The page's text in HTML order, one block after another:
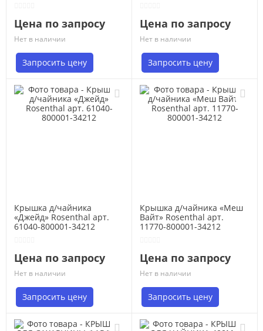
Цена по запросу
Нет в наличии
Запросить цену
Цена по запросу
Нет в наличии
Запросить цену
Крышка д/чайника
«Джейд» Rosenthal арт.
61040-800001-34212
Цена по запросу
Нет в наличии
Запросить цену
Крышка д/чайника «Меш
Вайт» Rosenthal арт.
11770-800001-34212
Цена по запросу
Нет в наличии
Запросить цену